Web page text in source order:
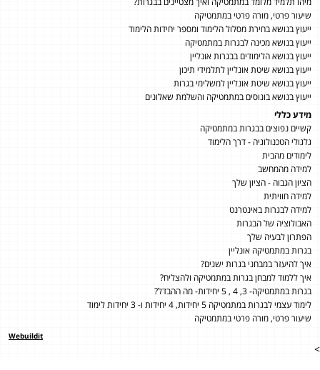
שיעור פרטי, מורה פרטי במתמטיקה
ייעוץ בנושא בחירת מסלול הלימוד ומספר יחידות הלימוד
ייעוץ בנושא מכינה לבגרות במתמטיקה
ייעוץ בנושא הלימודים בבגרות אונליין
ייעוץ בנושא שיטת אונליין לתלמידי תיכון
ייעוץ בנושא שיטת אונליין למשלימי בגרות
ייעוץ בנושא בונוסים במתמטיקה והשלמת שאלונים
מידע כללי
קשיים נפוצים בבגרות במתמטיקה
גלגולי הטכנולוגיה - דרך הלימוד
לימודים מהבית
למידה מהמחשב
הציון הגבוה - הציון שלך
למידה חוויתית
למידה לבגרות באינטרנט
האבולוציה של הבגרות
הפתרון לבעיה שלך
בגרות במתמטיקה אונליין
איך להיעזר במבחני בגרות ישנים?
איך ללמוד למבחן בגרות במתמטיקה ולהצליח?
בגרות במתמטיקה- 3, 4 , 5 יחידות- מה ההבדל?
לימוד עצמי לבגרות במתמטיקה 5 יחידות, 4 יחידות ו- 3 יחידות לימוד
שיעור פרטי, מורה פרטי במתמטיקה
Webuildit
>